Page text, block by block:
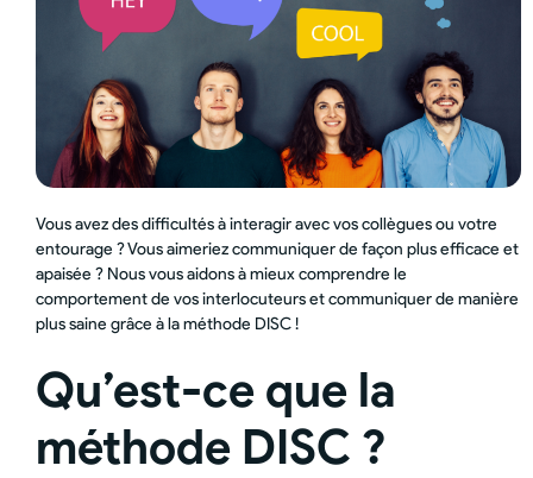
Vous avez des difficultés à interagir avec vos collègues ou votre
entourage ? Vous aimeriez communiquer de façon plus efficace et
apaisée ? Nous vous aidons à mieux comprendre le
comportement de vos interlocuteurs et communiquer de manière
plus saine grâce à la méthode DISC !
Qu’est-ce que la
méthode DISC ?